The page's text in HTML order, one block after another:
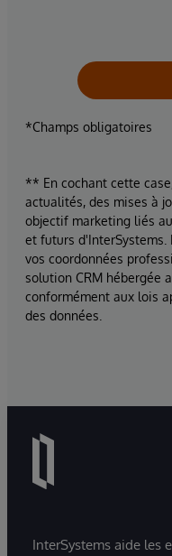
*Champs obligatoires
** En cochant cette
actualités, des mises à
objectif marketing liés
et futurs d'InterSystems.
vos coordonnées
solution CRM hébergée
conformément aux lois
des données.
InterSystems aide les